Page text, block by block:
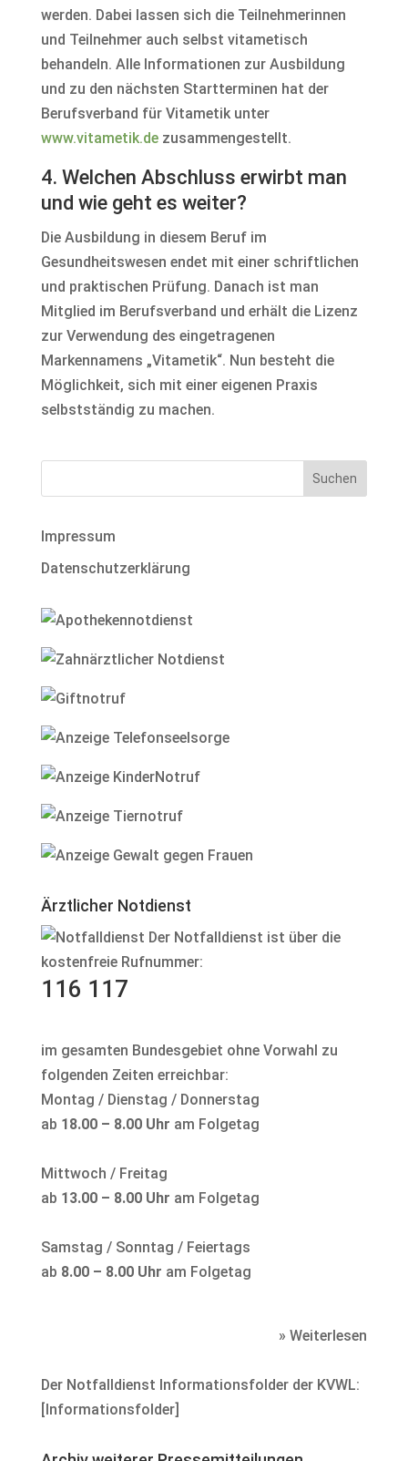
werden. Dabei lassen sich die Teilnehmerinnen
und Teilnehmer auch selbst vitametisch
behandeln. Alle Informationen zur Ausbildung
und zu den nächsten Startterminen hat der
Berufsverband für Vitametik unter
www.vitametik.dezusammengestellt.
4. Welchen Abschluss erwirbt man
und wie geht es weiter?
Die Ausbildung in diesem Beruf im
Gesundheitswesen endet mit einer schriftlichen
und praktischen Prüfung. Danach ist man
Mitglied im Berufsverband und erhält die Lizenz
zur Verwendung des eingetragenen
Markennamens „Vitametik“. Nun besteht die
Möglichkeit, sich mit einer eigenen Praxis
selbstständig zu machen.
Impressum
Datenschutzerklärung
Ärztlicher Notdienst
Der Notfalldienst ist über die
kostenfreie Rufnummer:
116 117
im gesamten Bundesgebiet ohne Vorwahl zu
folgenden Zeiten erreichbar:
Montag / Dienstag / Donnerstag
ab 18.00 – 8.00 Uhr am Folgetag
Mittwoch / Freitag
ab 13.00 – 8.00 Uhr am Folgetag
Samstag / Sonntag / Feiertags
ab 8.00 – 8.00 Uhr am Folgetag
» Weiterlesen
Der Notfalldienst Informationsfolder der KVWL:
[Informationsfolder]